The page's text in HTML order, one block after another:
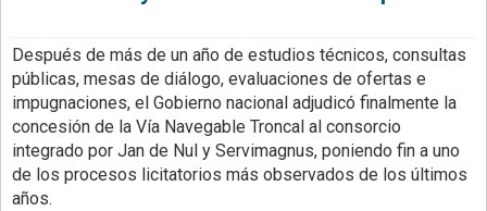
Después de más de un año de estudios técnicos, consultas
públicas, mesas de diálogo, evaluaciones de ofertas e
impugnaciones, el Gobierno nacional adjudicó finalmente la
concesión de la Vía Navegable Troncal al consorcio
integrado por Jan de Nul y Servimagnus, poniendo fin a uno
de los procesos licitatorios más observados de los últimos
años.